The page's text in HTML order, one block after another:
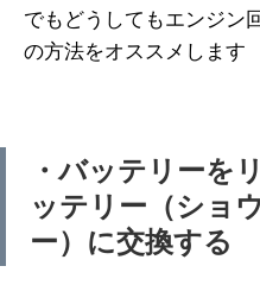
でもどうしてもエンジン
の方法をオススメします
・バッテリーを
ッテリー（ショ
ー）に交換する